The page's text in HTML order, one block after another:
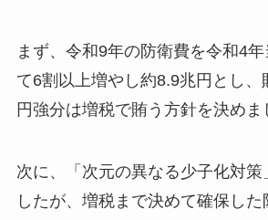
まず、令和9年の防衛費を令和4
て6割以上増やし約8.9兆円とし、
円強分は増税で賄う方針を決めま
次に、「次元の異なる少子化対策
したが、増税まで決めて確保した